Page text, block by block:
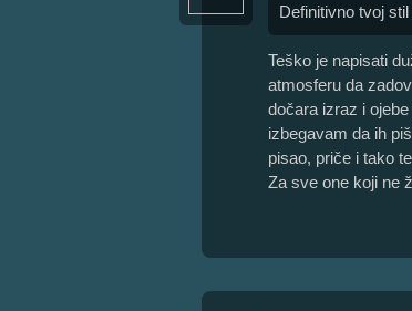
Definitivno tvoj
Teško je napisati
atmosferu da
dočara izraz i
izbegavam da ih
pisao, priče i tako
Za sve one koji ne